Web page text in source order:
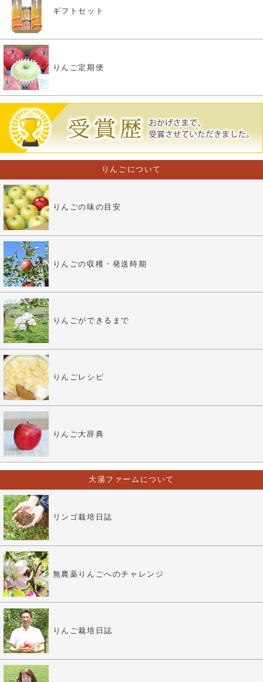
ギフトセット
りんご定期便
りんごについて
りんごの味の目安
りんごの収穫・発送時期
りんごができるまで
りんごレシピ
りんご大辞典
大湯ファームについて
リンゴ栽培日誌
無農薬りんごへのチャレンジ
りんご栽培日誌